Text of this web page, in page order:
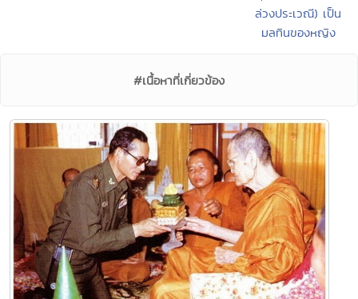
ล่วงประเวณี) เป็น
มลทินของหญิง
#เนื้อหาที่เกี่ยวข้อง